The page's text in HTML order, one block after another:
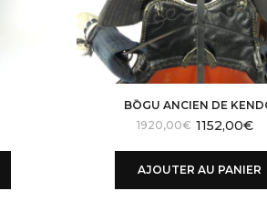
BŌGU ANCIEN DE
1920,00€ 1152,00€
AJOUTER AU PANIER